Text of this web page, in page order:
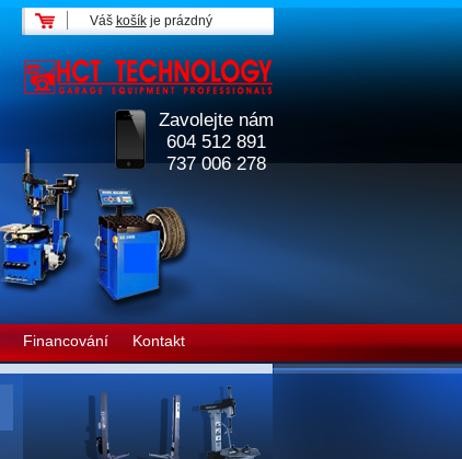
Financování Kontakt
Zavolejte nám
604 512 891
737 006 278
Váš košíkje prázdný